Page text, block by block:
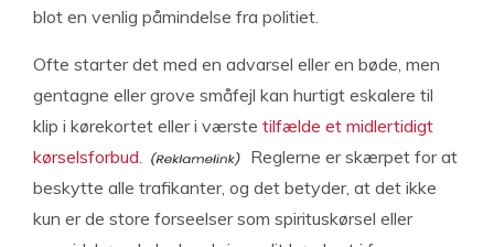
blot en venlig påmindelse fra politiet.
Ofte starter det med en advarsel eller en bøde, men
gentagne eller grove småfejl kan hurtigt eskalere til
klip i kørekortet eller i værste tilfælde et midlertidigt
kørselsforbud.
Reglerne er skærpet for at
beskytte alle trafikanter, og det betyder, at det ikke
kun er de store forseelser som spirituskørsel eller